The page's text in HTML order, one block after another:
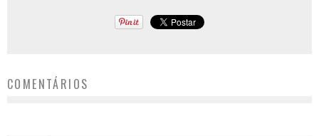
COMENTÁRIOS